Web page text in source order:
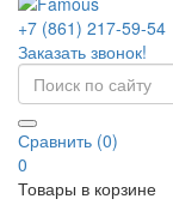
+7 (861) 217-59-54
Заказать звонок!
Сравнить (0)
0
Товары в корзине